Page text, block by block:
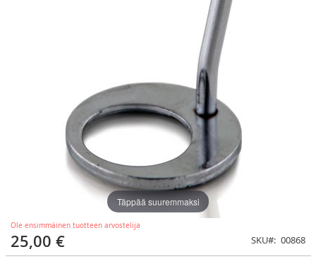
Ole ensimmäinen tuotteen arvostelija
25,00 € SKU 00868
Täppää suuremmaksi